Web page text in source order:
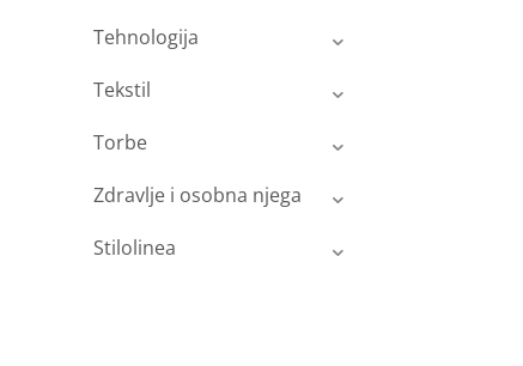
Tehnologija
Tekstil
Torbe
Zdravlje i osobna njega
Stilolinea